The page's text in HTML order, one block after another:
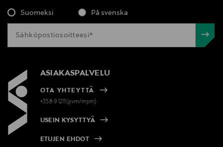
Suomeksi På svenska
ASIAKASPALVELU
OTA YHTEYTTÄ
+358 9 1211(pvm/mpm)
USEIN KYSYTTYÄ
ETUJEN EHDOT